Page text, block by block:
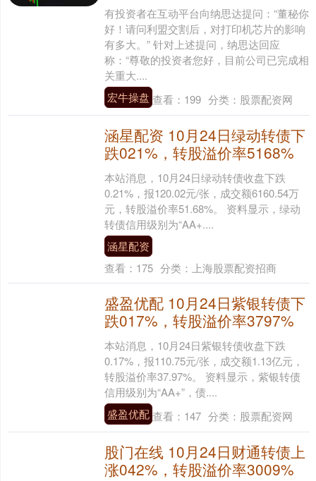
有投资者在互动平台向纳思达提问：“董秘你
好！请问利盟交割后，对打印机芯片的影响
有多大。” 针对上述提问，纳思达回应
称：“尊敬的投资者您好，目前公司已完成相
关重大....
宏牛操盘 查看： 199 分类： 股票配资网
涵星配资 10月24日绿动转债下
跌021%，转股溢价率5168%
本站消息，10月24日绿动转债收盘下跌
0.21%，报120.02元/张，成交额6160.54万
元，转股溢价率51.68%。 资料显示，绿动
转债信用级别为“AA+....
涵星配资
查看： 175 分类： 上海股票配资招商
盛盈优配 10月24日紫银转债下
跌017%，转股溢价率3797%
本站消息，10月24日紫银转债收盘下跌
0.17%，报110.75元/张，成交额1.13亿元，
转股溢价率37.97%。 资料显示，紫银转债
信用级别为“AA+”，债....
盛盈优配查看： 147 分类： 股票配资网
股门在线 10月24日财通转债上
涨042%，转股溢价率3009%